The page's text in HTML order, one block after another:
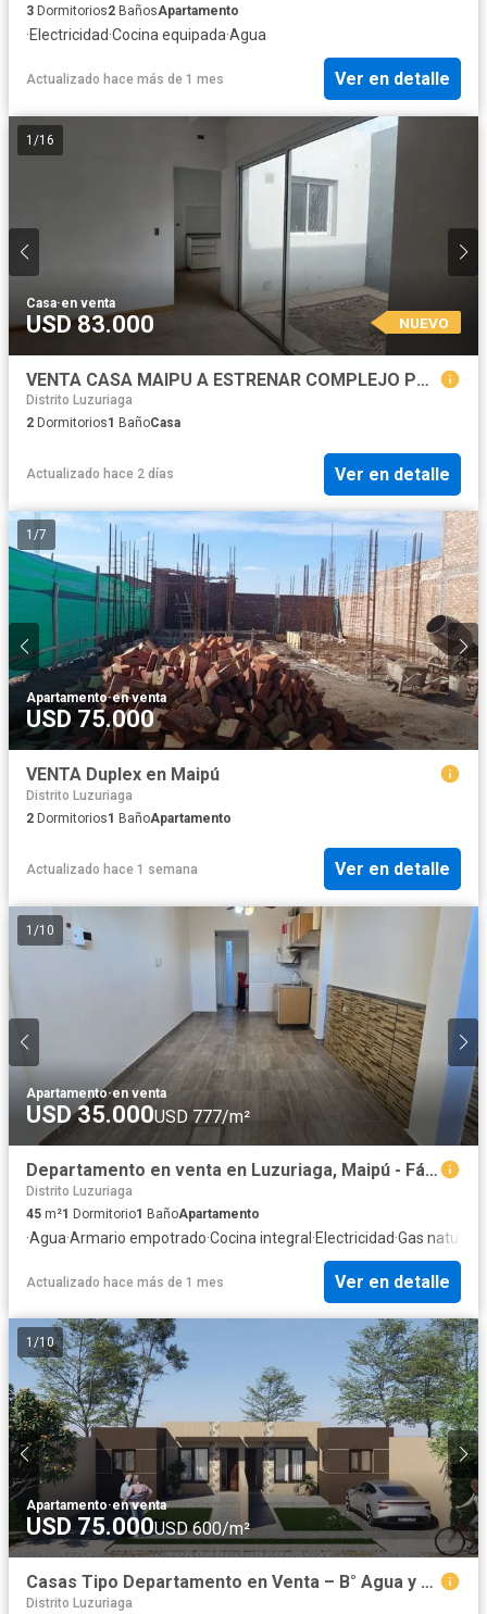
3 Dormitorios2 BañosApartamento
·Electricidad·Cocina equipada·Agua
Actualizado hace más de 1 mes Ver en detalle
1 /16
Casa·en venta
USD 83.000 NUEVO
VENTA CASA MAIPU A ESTRENAR COMPLEJO PRIVADO
Distrito Luzuriaga
2 Dormitorios1 BañoCasa
Actualizado hace 2 días Ver en detalle
1 /7
Apartamento·en venta
USD 75.000
VENTA Duplex en Maipú
Distrito Luzuriaga
2 Dormitorios1 BañoApartamento
Actualizado hace 1 semana Ver en detalle
1 /10
Apartamento·en venta
USD 35.000USD 777/m²
Departamento en venta en Luzuriaga, Maipú - Fácil Acceso
Distrito Luzuriaga
45 m²1 Dormitorio1 BañoApartamento
·Agua·Armario empotrado·Cocina integral ·Electricidad·Gas natural
Actualizado hace más de 1 mes Ver en detalle
1/10
Apartamento·en venta
USD 75.000USD 600/m²
Casas Tipo Departamento en Venta – B° Agua y Energía Plan 22 | Maipú
Distrito Luzuriaga